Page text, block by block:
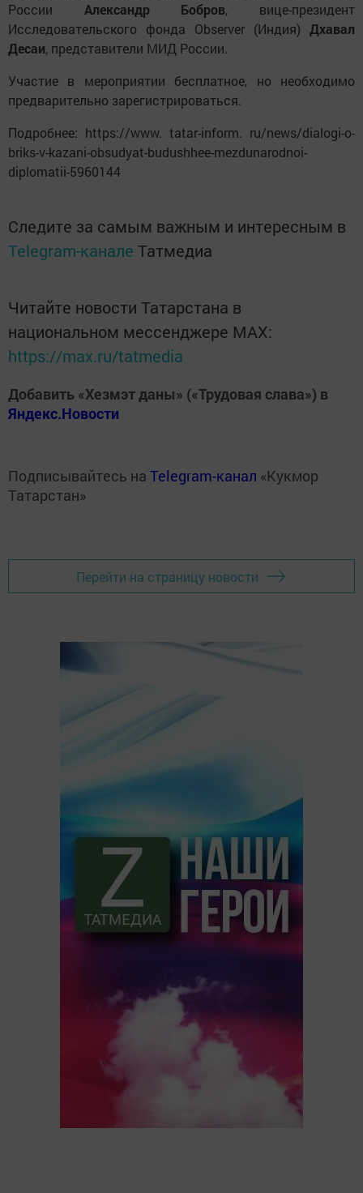
России Александр Бобров, вице-президент
Исследовательского фонда Observer (Индия) Дхавал
Десаи, представители МИД России.
Участие в мероприятии бесплатное, но необходимо
предварительно зарегистрироваться.
Подробнее: https://www. tatar-inform. ru/news/dialogi-o-
briks-v-kazani-obsudyat-budushhee-mezdunarodnoi-
diplomatii-5960144
Следите за самым важным и интересным в
Telegram-канале Татмедиа
Читайте новости Татарстана в
национальном мессенджере MАХ:
https://max.ru/tatmedia
Добавить «Хезмэт даны» («Трудовая слава») в
Яндекс.Новости
Подписывайтесь на Telegram-канал «Кукмор
Татарстан»
Перейти на страницу новости